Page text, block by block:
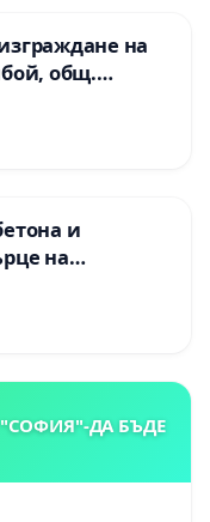
на
общ.
и
на
ДА БЪДЕ